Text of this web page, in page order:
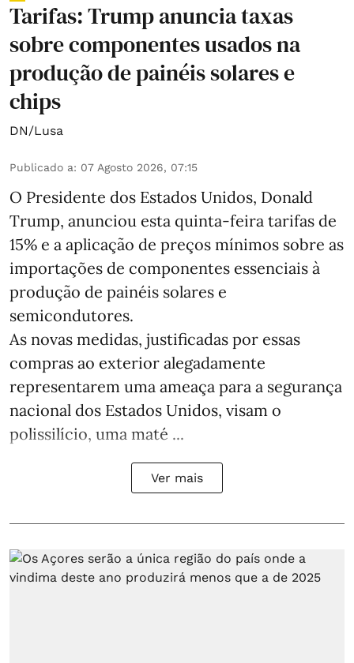
Tarifas: Trump anuncia taxas
sobre componentes usados na
produção de painéis solares e
chips
DN/Lusa
Publicado a: 07 Agosto 2026, 07:15
O Presidente dos Estados Unidos, Donald
Trump, anunciou esta quinta-feira tarifas de
15% e a aplicação de preços mínimos sobre as
importações de componentes essenciais à
produção de painéis solares e
semicondutores.
As novas medidas, justificadas por essas
compras ao exterior alegadamente
representarem uma ameaça para a segurança
nacional dos Estados Unidos, visam o
polissilício, uma maté ...
Ver mais